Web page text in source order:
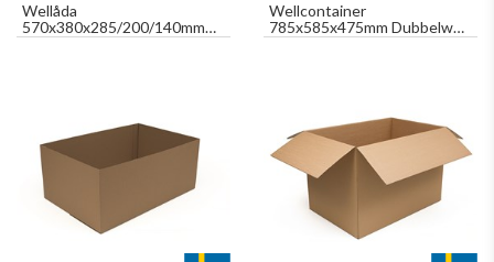
Wellåda
570x380x285/200/140mm
SK2L Pallanpassad
Wellcontainer
785x585x475mm Dubbelwell
Pallanpassad